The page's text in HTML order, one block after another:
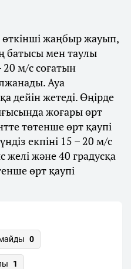
өткінші жаңбыр жауып,
батысы мен таулы
20 м/с соғатын
Ауа
дейін жетеді. Өңірде
жоғары өрт
төтенше өрт қаупі
екпіні 15 – 20 м/с
және 40 градусқа
өрт қаупі
0
1